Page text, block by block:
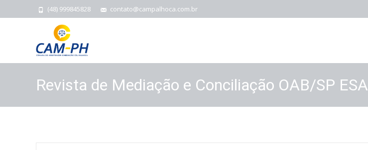
(48) 999845828 contato@campalhoca.com.br
Revista de Mediação e Conciliação OAB/SP ESA